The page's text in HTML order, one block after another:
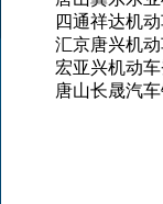
四通祥达机
汇京唐兴机
宏亚兴机动
唐山长晟汽